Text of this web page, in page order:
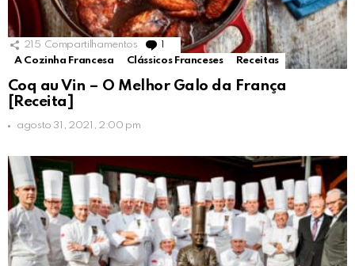
215 Compartilhamentos
Comment
A Cozinha Francesa
Clássicos Franceses Receitas
Coq au Vin – O Melhor Galo da França
[Receita]
agosto 31, 2021, 2:00 pm